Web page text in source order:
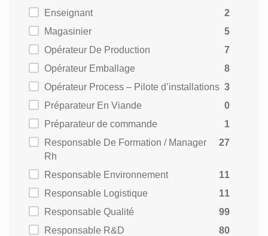
Enseignant
2
Magasinier
5
Opérateur De Production
7
Opérateur Emballage
8
Opérateur Process – Pilote d’installations 3
Préparateur En Viande
0
Préparateur de commande
1
Responsable De Formation / Manager
Rh
27
Responsable Environnement
11
Responsable Logistique
11
Responsable Qualité
99
Responsable R&D
80